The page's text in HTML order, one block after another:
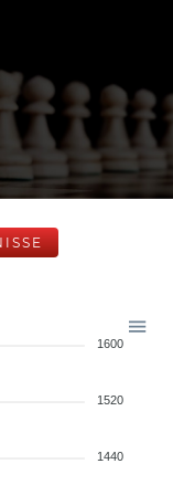
1600
1520
1440